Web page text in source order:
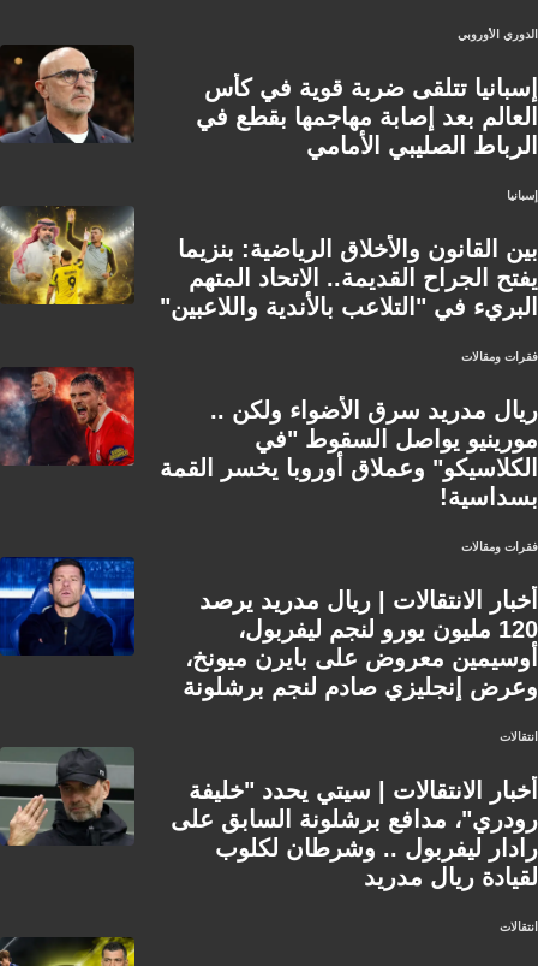
الدوري الأوروبي
إسبانيا تتلقى ضربة قوية في كأس
العالم بعد إصابة مهاجمها بقطع في
الرباط الصليبي الأمامي
إسبانيا
بين القانون والأخلاق الرياضية: بنزيما
يفتح الجراح القديمة.. الاتحاد المتهم
البريء في "التلاعب بالأندية واللاعبين"
فقرات ومقالات
ريال مدريد سرق الأضواء ولكن ..
مورينيو يواصل السقوط "في
الكلاسيكو" وعملاق أوروبا يخسر القمة
بسداسية!
فقرات ومقالات
أخبار الانتقالات | ريال مدريد يرصد
120 مليون يورو لنجم ليفربول،
أوسيمين معروض على بايرن ميونخ،
وعرض إنجليزي صادم لنجم برشلونة
انتقالات
أخبار الانتقالات | سيتي يحدد "خليفة
رودري"، مدافع برشلونة السابق على
رادار ليفربول .. وشرطان لكلوب
لقيادة ريال مدريد
انتقالات